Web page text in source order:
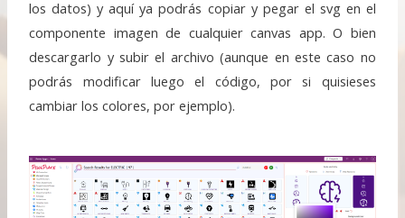
los datos) y aquí ya podrás copiar y pegar el svg en el
componente imagen de cualquier canvas app. O bien
descargarlo y subir el archivo (aunque en este caso no
podrás modificar luego el código, por si quisieses
cambiar los colores, por ejemplo).